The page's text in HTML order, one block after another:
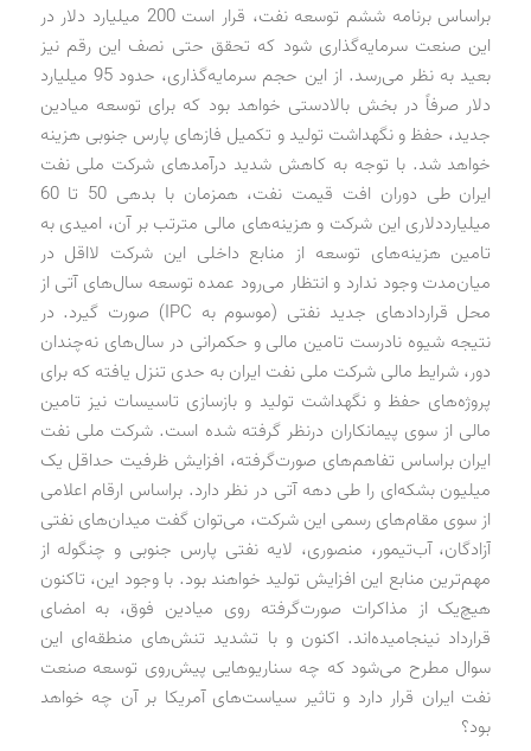
براساس برنامه ششم توسعه نفت، قرار است 200 میلیارد دلار در
این صنعت سرمایه‌گذاری شود که تحقق حتی نصف این رقم نیز
بعید به نظر می‌رسد. از این حجم سرمایه‌گذاری، حدود 95 میلیارد
دلار صرفاً در بخش بالادستی خواهد بود که برای توسعه میادین
جدید، حفظ و نگهداشت تولید و تکمیل فازهای پارس جنوبی هزینه
خواهد شد. با توجه به کاهش شدید درآمدهای شرکت ملی نفت
ایران طی دوران افت قیمت نفت، همزمان با بدهی 50 تا 60
میلیارد‌دلاری این شرکت و هزینه‌های مالی مترتب بر آن، امیدی به
تامین هزینه‌های توسعه از منابع داخلی این شرکت لااقل در
میان‌مدت وجود ندارد و انتظار می‌رود عمده توسعه سال‌های آتی از
محل قراردادهای جدید نفتی (موسوم به IPC) صورت گیرد. در
نتیجه شیوه نادرست تامین مالی و حکمرانی در سال‌های نه‌چندان
دور، شرایط مالی شرکت ملی نفت ایران به حدی تنزل یافته که برای
پروژه‌های حفظ و نگهداشت تولید و بازسازی تاسیسات نیز تامین
مالی از سوی پیمانکاران درنظر گرفته شده است. شرکت ملی نفت
ایران براساس تفاهم‌های صورت‌گرفته، افزایش ظرفیت حداقل یک
میلیون بشکه‌ای را طی دهه آتی در نظر دارد. براساس ارقام اعلامی
از سوی مقام‌های رسمی این شرکت، می‌توان گفت میدان‌های نفتی
آزادگان، آب‌تیمور، منصوری، لایه نفتی پارس جنوبی و چنگوله از
مهم‌ترین منابع این افزایش تولید خواهند بود. با وجود این، تاکنون
هیچ‌یک از مذاکرات صورت‌گرفته روی میادین فوق، به امضای
قرارداد نینجامیده‌اند. اکنون و با تشدید تنش‌های منطقه‌ای این
سوال مطرح می‌شود که چه سناریوهایی پیش‌روی توسعه صنعت
نفت ایران قرار دارد و تاثیر سیاست‌های آمریکا بر آن چه خواهد
بود؟